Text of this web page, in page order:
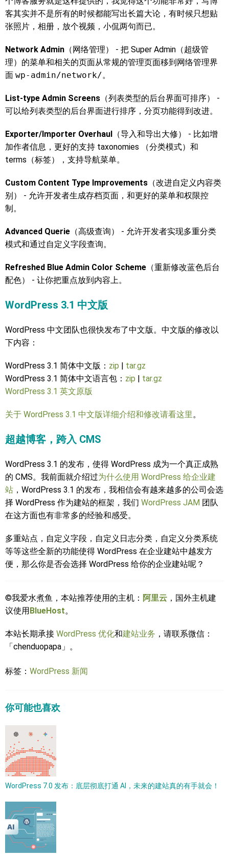
客其实并不是所有的时候都能写出长篇大论，有时候只想贴
张照片，相册，放个视频，小侃两句而已。
Network Admin （网络管理） - 把 Super Admin（超级管
理）的菜单和相关的页面从常规的管理页面移到网络管理界
面 wp-admin/network/。
List-type Admin Screens （列表类型的后台界面可排序） -
可以给列表类型的后台界面进行排序，分页功能得到改进。
Exporter/Importer Overhaul （导入和导出大修） - 比如增
加作者信息，更好的支持 taxonomies （分类模式）和
terms（标签），支持导航菜单。
Custom Content Type Improvements （改进自定义内容类
别） - 允许开发者生成存档页面，和更好的菜单和权限控
制。
Advanced Querie （高级查询） - 允许开发者实现多重分类
模式和通过自定义字段查询。
Refreshed Blue Admin Color Scheme （重新修改蓝色后台
配色） - 让你把重点放到内容上。
WordPress 3.1 中文版
WordPress 中文团队也很快发布了中文版。中文版的修改以
下内容：
WordPress 3.1 简体中文版： zip | tar.gz
WordPress 3.1 简体中文语言包： zip | tar.gz
WordPress 3.1 英文原版
关于 WordPress 3.1 中文版详细介绍和修改请看这里。
超越博客，跨入 CMS
WordPress 3.1 的发布，使得 WordPress 成为一个真正成熟
的 CMS。我前面就介绍过为什么使用 WordPress 给企业建
站 ，WordPress 3.1 的发布，我相信会有越来越多的公司会选
择 WordPress 作为建站的框架，我们 WordPress JAM 团队
在这方面也有非常多的经验和感受。
多重站点，自定义字段，自定义日志分类，自定义分类系统
等等这些全新的功能使得 WordPress 在企业建站中越发方
便，那么你是否会选择 WordPress 给你的企业建站呢？
©我爱水煮鱼，本站推荐使用的主机： 阿里云 ，国外主机建
议使用BlueHost。
本站长期承接 WordPress 优化和建站业务 ，请联系微信：
「chenduopapa」。
标签： WordPress 新闻
你可能也喜欢
WordPress 7.0 发布：底层彻底打通 AI，未来的建站真的有手就会！